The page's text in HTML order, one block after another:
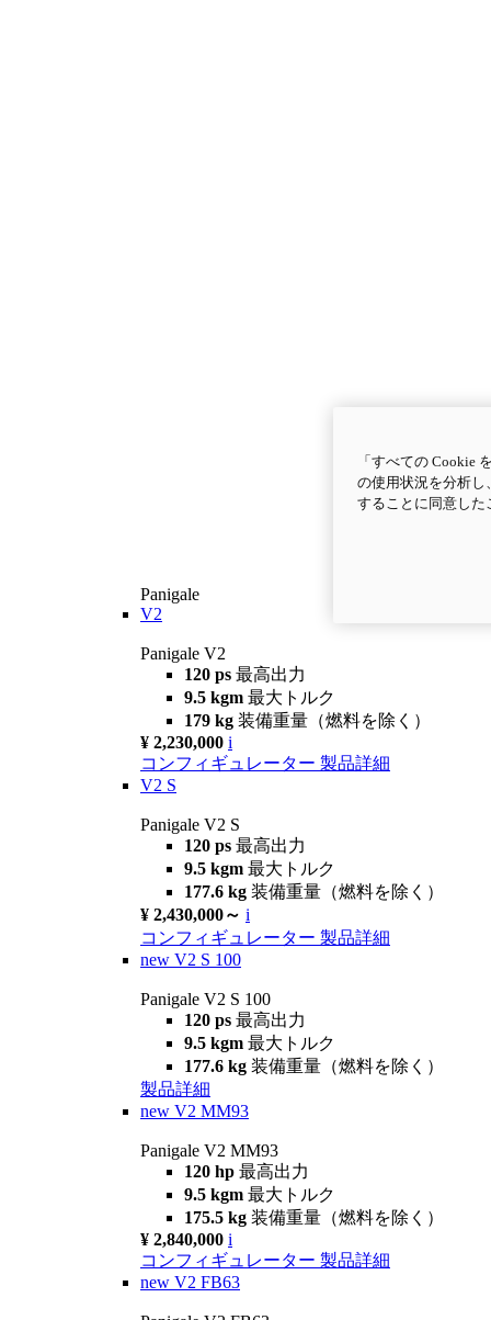
Panigale
V2
Panigale V2
120 ps 最高出力
9.5 kgm 最大トルク
179 kg 装備重量（燃料を除く）
¥ 2,230,000 i
コンフィギュレーター 製品詳細
V2 S
Panigale V2 S
120 ps 最高出力
9.5 kgm 最大トルク
177.6 kg 装備重量（燃料を除く）
¥ 2,430,000～ i
コンフィギュレーター 製品詳細
new V2 S 100
Panigale V2 S 100
120 ps 最高出力
9.5 kgm 最大トルク
177.6 kg 装備重量（燃料を除く）
製品詳細
new V2 MM93
Panigale V2 MM93
120 hp 最高出力
9.5 kgm 最大トルク
175.5 kg 装備重量（燃料を除く）
¥ 2,840,000 i
コンフィギュレーター 製品詳細
new V2 FB63
「すべての Cookie
の使用状況を分析し
することに同意し